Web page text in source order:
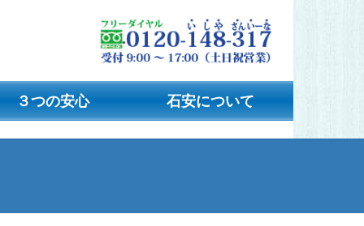
３つの安心 石安について